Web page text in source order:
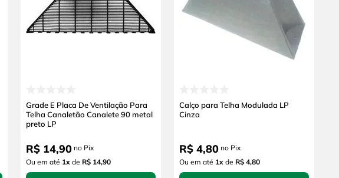
Grade E Placa De Ventilação Para
Telha Canaletão Canalete 90 metal
preto LP
R$ 14,90 no Pix
Ou em até 1x de R$ 14,90
Calço para Telha Modulada LP
Cinza
R$ 4,80 no Pix
Ou em até 1x de R$ 4,80